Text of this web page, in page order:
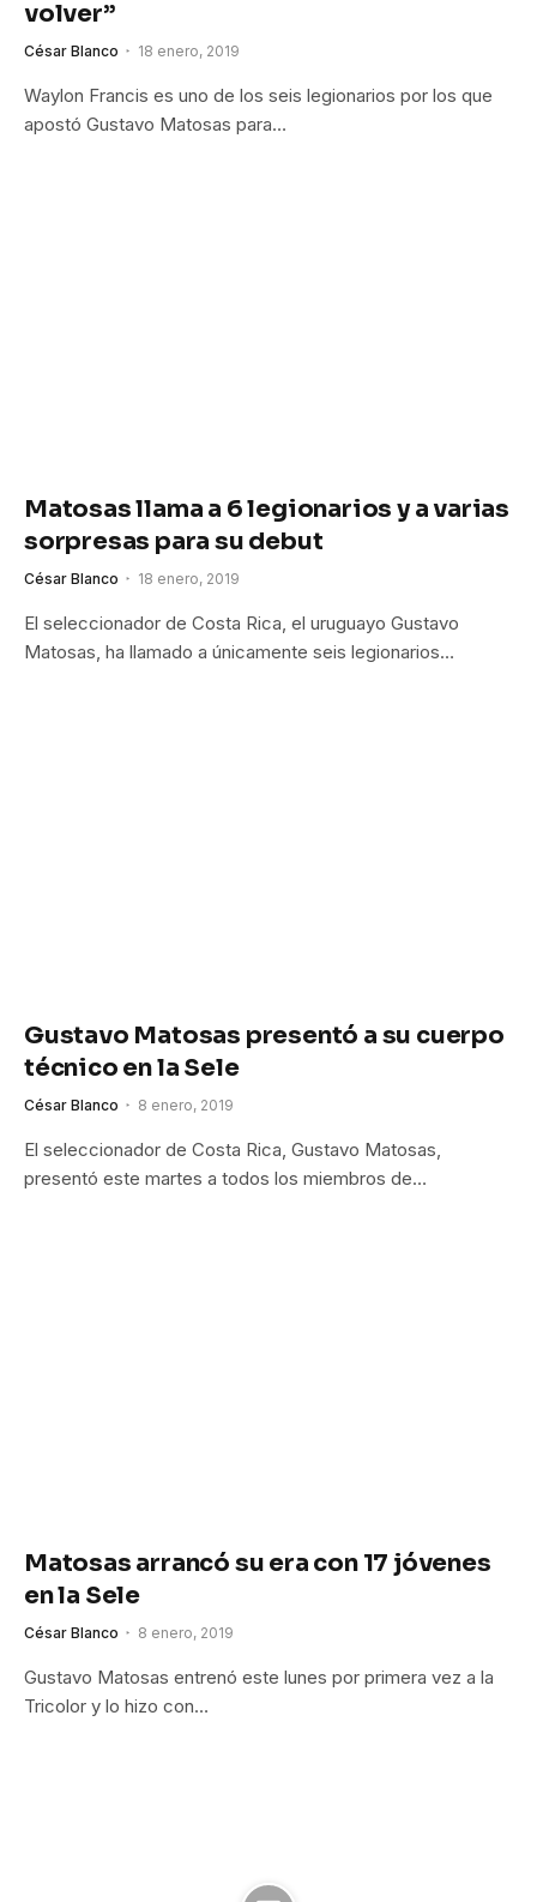
volver”
César Blanco 18 enero, 2019
Waylon Francis es uno de los seis legionarios por los que
apostó Gustavo Matosas para…
Matosas llama a 6 legionarios y a varias
sorpresas para su debut
César Blanco 18 enero, 2019
El seleccionador de Costa Rica, el uruguayo Gustavo
Matosas, ha llamado a únicamente seis legionarios…
Gustavo Matosas presentó a su cuerpo
técnico en la Sele
César Blanco 8 enero, 2019
El seleccionador de Costa Rica, Gustavo Matosas,
presentó este martes a todos los miembros de…
Matosas arrancó su era con 17 jóvenes
en la Sele
César Blanco 8 enero, 2019
Gustavo Matosas entrenó este lunes por primera vez a la
Tricolor y lo hizo con…